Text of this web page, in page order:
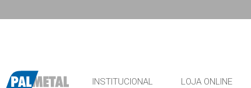
INSTITUCIONAL LOJA ONLINE